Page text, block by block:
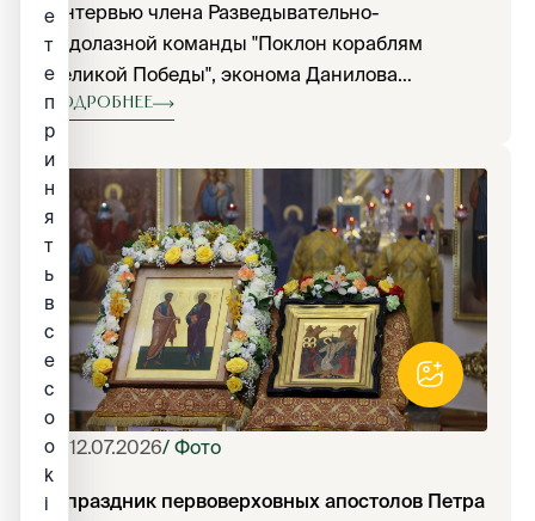
Интервью члена Разведывательно-
водолазной команды "Поклон кораблям
Великой Победы", эконома Данилова
монастыря игумена Иннокентия (Ольхового),
посвященное уникальной находке,
обнаруженной в ходе поисковых работ
команды в рамках проекта «Москитный флот
Победы».
Подробнее
12.07.2026/ Фото
В праздник первоверховных апостолов Петра
е
т
е
п
р
и
н
я
т
ь
в
с
е
c
o
o
k
i